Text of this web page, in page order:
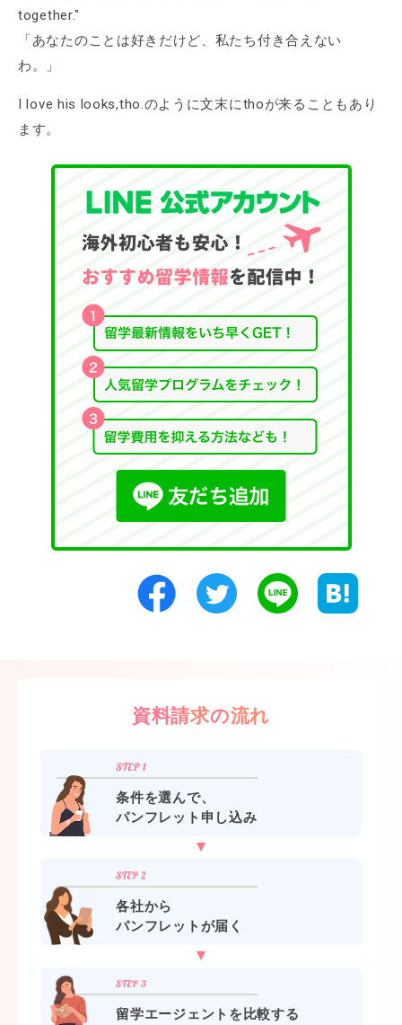
together."
「あなたのことは好きだけど、私たち付き合えない
わ。」
I love his looks,tho.のように文末にthoが来ることもあり
ます。
資料請求の流れ
条件を選んで、
パンフレット申し込み
各社から
パンフレットが届く
留学エージェントを比較する